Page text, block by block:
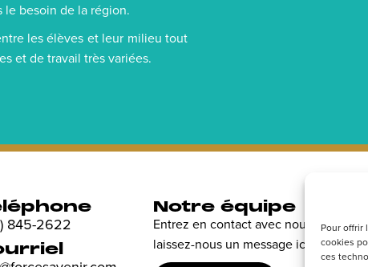
Pour offrir
cookies
ces
le besoin de la région.
les élèves et leur milieu tout
et de travail très variées.
845-2622
Notre équipe
Entrez en contact avec nous et
laissez-nous un message ici.